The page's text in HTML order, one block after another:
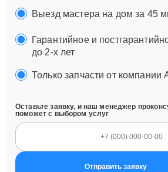
Выезд мастера на дом за 45
Гарантийное и
до 2-х лет
Только запчасти от компании
Оставьте заявку, и наш менеджер
поможет с выбором услуг
Отправить заявку